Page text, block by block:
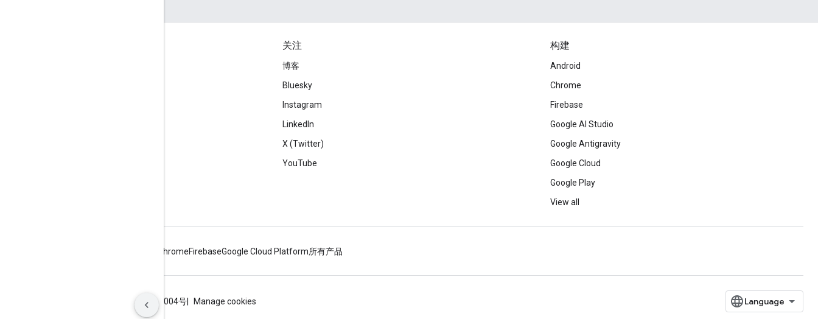
关注
博客
Bluesky
Instagram
LinkedIn
X (Twitter)
YouTube
构建
Android
Chrome
Firebase
Google AI Studio
Google Antigravity
Google Cloud
Google Play
View all
ChromeFirebaseGoogle Cloud Platform所有产品
ICP证合字B2-20070004号 Manage cookies